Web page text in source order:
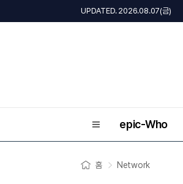
UPDATED. 2026.08.07(금)
epic-Who
홈 Network